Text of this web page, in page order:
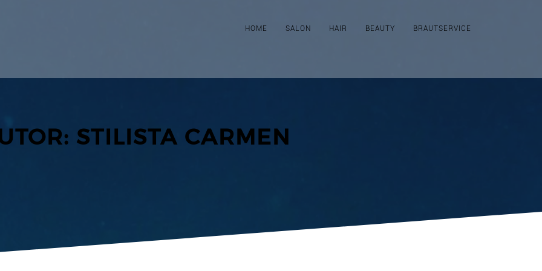
HOME SALON HAIR BEAUTY BRAUTSERVICE
STILISTA CARMEN